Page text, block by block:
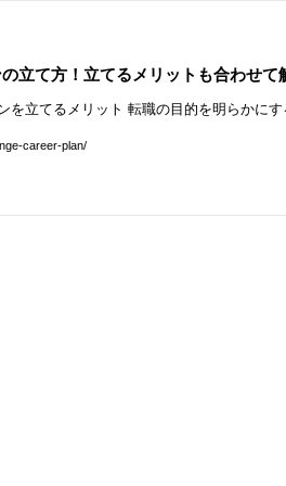
立て方！立てるメリットも合わせて
を立てるメリット 転職の目的を明らかにす
career-plan/